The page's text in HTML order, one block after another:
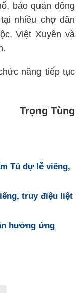
bảo quản đông
nhiều chợ dân
Việt Xuyên và
năng tiếp tục
Trọng Tùng
Tú dự lễ viếng,
truy điệu liệt
hưởng ứng